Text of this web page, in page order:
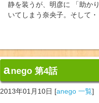
静を装うが、明彦に 「助か
いてしまう奈央子。そして・
anego 第4話
2013年01月10日 [anego 一覧]